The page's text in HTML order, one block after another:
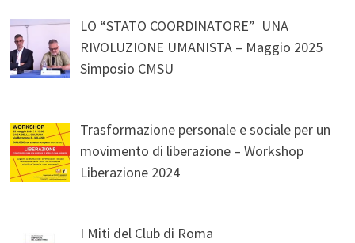
LO “STATO COORDINATORE” UNA
RIVOLUZIONE UMANISTA – Maggio 2025
Simposio CMSU
Trasformazione personale e sociale per un
movimento di liberazione – Workshop
Liberazione 2024
I Miti del Club di Roma